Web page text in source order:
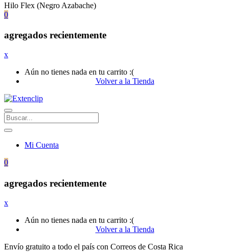
Hilo Flex (Negro Azabache)
0
agregados recientemente
x
Aún no tienes nada en tu carrito :(
Volver a la Tienda
Mi Cuenta
0
agregados recientemente
x
Aún no tienes nada en tu carrito :(
Volver a la Tienda
Envío gratuito a todo el país con Correos de Costa Rica